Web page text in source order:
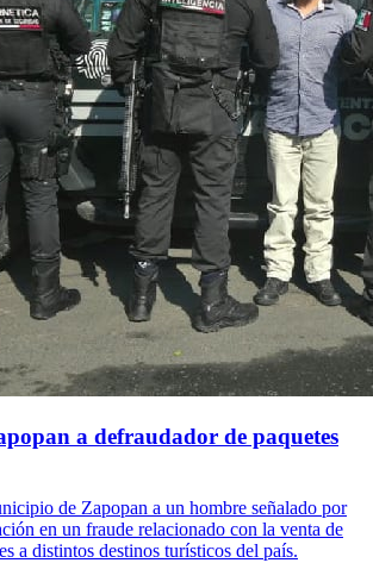
a defraudador de paquetes
de Zapopan a un hombre señalado por
en un fraude relacionado con la venta de
a distintos destinos turísticos del país.